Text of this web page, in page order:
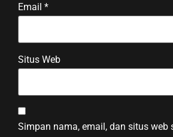
Email *
Situs Web
Simpan nama, email, dan situs web